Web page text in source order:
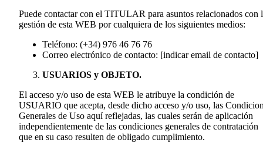
Puede contactar con el TITULAR para asuntos relacionados con
gestión de esta WEB por cualquiera de los siguientes medios:
Teléfono: (+34) 976 46 76 76
Correo electrónico de contacto: [indicar email de contacto]
USUARIOS y OBJETO.
El acceso y/o uso de esta WEB le atribuye la condición de
USUARIO que acepta, desde dicho acceso y/o uso, las
Generales de Uso aquí reflejadas, las cuales serán de aplicación
independientemente de las condiciones generales de contratación
que en su caso resulten de obligado cumplimiento.